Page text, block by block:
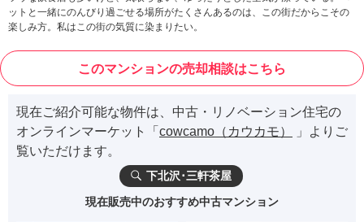
ットと一緒にのんびり過ごせる場所がたくさんあるのは、この街だからこその
楽しみ方。私はこの街の気質に染まりたい。
このマンションの売却相談はこちら
現在ご紹介可能な物件は、中古・リノベーション住宅の
オンラインマーケット「 cowcamo（カウカモ）
」よりご
覧いただけます。
下北沢･三軒茶屋
現在販売中のおすすめ中古マンション